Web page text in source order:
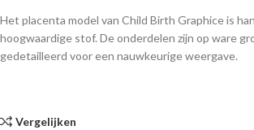
Het placenta model van Child Birth Graphice is
hoogwaardige stof. De onderdelen zijn op ware
gedetailleerd voor een nauwkeurige weergave.
Vergelijken